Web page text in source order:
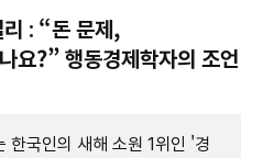
리 : “돈 문제,
요?” 행동경제학자의 조언
한국인의 새해 소원 1위인 '경